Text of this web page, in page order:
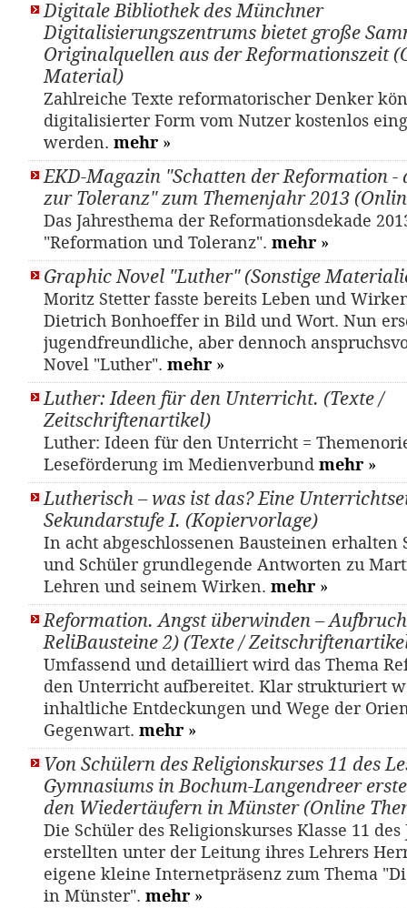
Digitale Bibliothek des Münchner
Digitalisierungszentrums bietet große
Originalquellen aus der Reformationszeit
Material)
Zahlreiche Texte reformatorischer Denker
digitalisierter Form vom Nutzer kostenlos
werden. mehr »
EKD-Magazin "Schatten der Reformation -
zur Toleranz" zum Themenjahr 2013
Das Jahresthema der Reformationsdekade
"Reformation und Toleranz". mehr »
Graphic Novel "Luther" (Sonstige
Moritz Stetter fasste bereits Leben und
Dietrich Bonhoeffer in Bild und Wort. Nun
jugendfreundliche, aber dennoch
Novel "Luther". mehr »
Luther: Ideen für den Unterricht. (Texte /
Zeitschriftenartikel)
Luther: Ideen für den Unterricht =
Leseförderung im Medienverbund mehr »
Lutherisch – was ist das? Eine
Sekundarstufe I. (Kopiervorlage)
In acht abgeschlossenen Bausteinen erhalten
und Schüler grundlegende Antworten zu
Lehren und seinem Wirken. mehr »
Reformation. Angst überwinden –
ReliBausteine 2) (Texte /
Umfassend und detailliert wird das Thema
den Unterricht aufbereitet. Klar strukturiert
inhaltliche Entdeckungen und Wege der
Gegenwart. mehr »
Von Schülern des Religionskurses 11 des
Gymnasiums in Bochum-Langendreer
den Wiedertäufern in Münster (Online
Die Schüler des Religionskurses Klasse 11 des
erstellten unter der Leitung ihres Lehrers
eigene kleine Internetpräsenz zum Thema
in Münster". mehr »